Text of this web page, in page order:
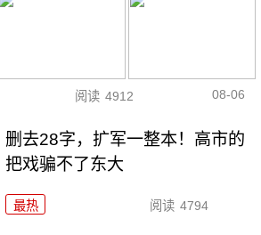
阅读 4912 08-06
删去28字，扩军一整本！高市的
把戏骗不了东大
最热 阅读 4794